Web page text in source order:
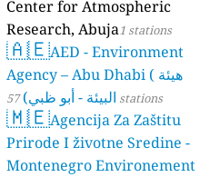
Center for Atmospheric
Research, Abuja1 stations
🇦🇪AED - Environment
Agency – Abu Dhabi ( هيئة
البيئة - أبو ظبي) 57 stations
🇲🇪Agencija Za Zaštitu
Prirode I životne Sredine -
Montenegro Environement